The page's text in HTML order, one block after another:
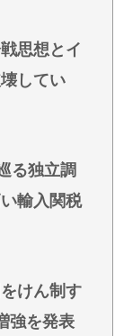
思想とイ
してい
る独立調
輸入関税
けん制す
強を発表